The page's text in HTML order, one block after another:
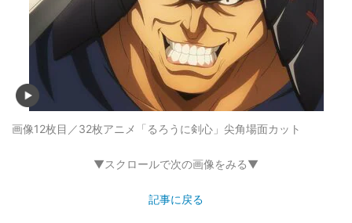
画像12枚目／32枚アニメ「るろうに剣心」尖角場面カット
▼スクロールで次の画像をみる▼
記事に戻る